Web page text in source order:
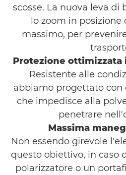
scosse. La nuova leva di
lo zoom in posizione
massimo, per
Protezione ottimizzata
Resistente alle
abbiamo progettato con
che impedisce alla
penetrare
Massima
Non essendo girevole
questo obiettivo, in caso
polarizzatore o un